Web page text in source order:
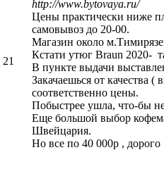
21
http://www.bytovaya.ru/
Цены практически ниже
самовывоз до 20-00.
Магазин около
Кстати утюг Braun 2020-
В пункте выдачи
Закачаешься от качества (
соответственно цены.
Побыстрее ушла, что-бы не
Еще большой выбор
Швейцария.
Но все по 40 000р ,